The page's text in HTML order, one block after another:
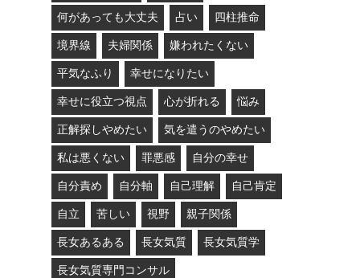
何があっても大丈夫 占い 四柱推命
境界線 夫婦関係 嫌われたくない
平気なふり 幸せになりたい
幸せに役立つ視点 心が折れる 悩み
正解探しやめたい 気を遣うのやめたい
私は悪くない 罪悪感 自分の幸せ
自分責め 自分軸 自己理解 自己肯定
自立 苦しい 視野 親子関係
長女あるある 長女気質 長女気質学
長女気質専門コンサル